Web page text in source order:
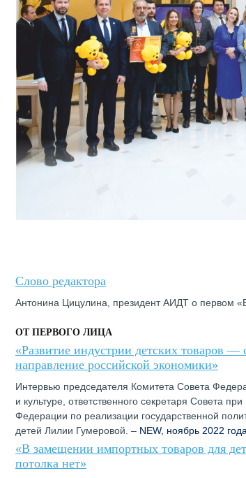
Слово редактора
Антонина Цицулина, президент АИДТ о первом
ОТ ПЕРВОГО ЛИЦА
«Развитие индустрии детских товаров —
направление российской экономики»
Интервью председателя Комитета Совета
и культуре, ответственного секретаря Совета
Федерации по реализации государственной
детей Лилии Гумеровой. – NEW, ноябрь 2022 года
«В замещении импортных товаров для
потолка нет»